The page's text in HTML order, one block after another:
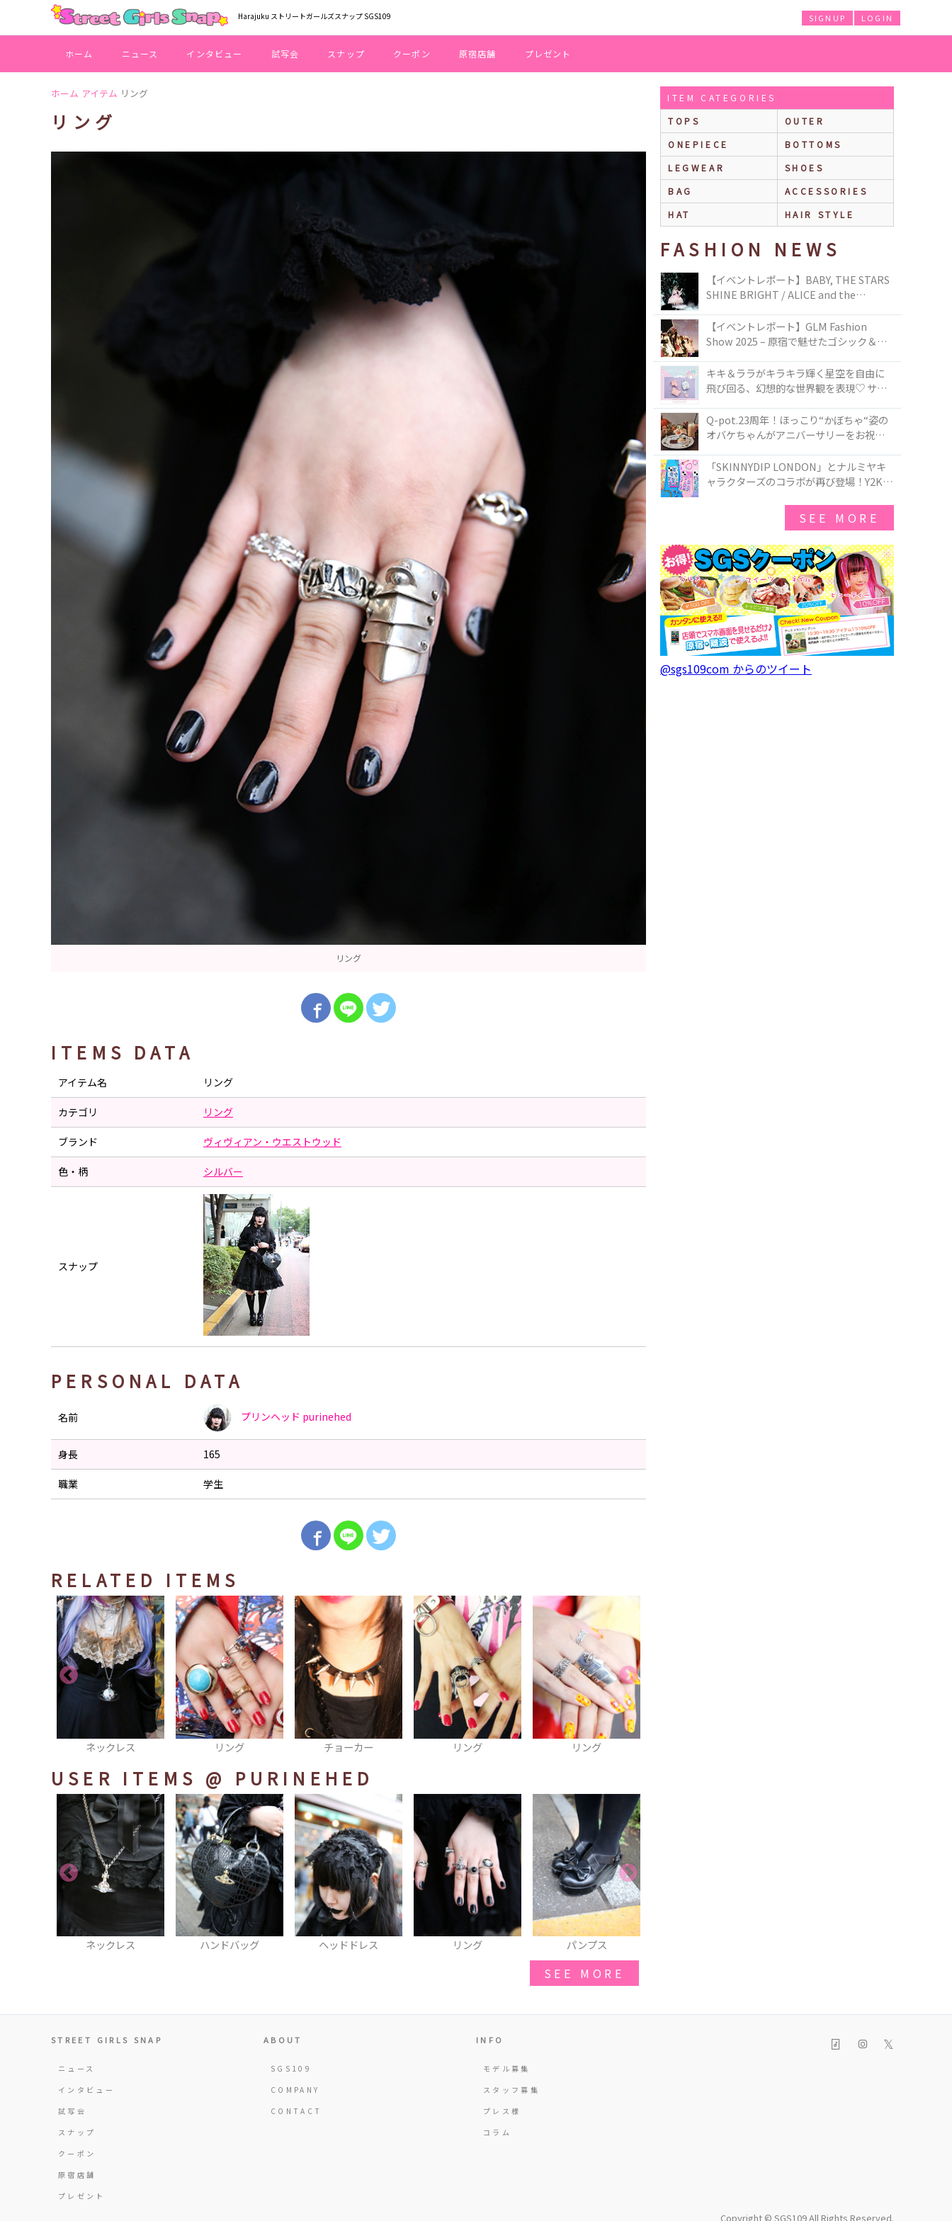
Harajuku ストリートガールズスナップ SGS109 LOGIN
SIGNUP
ホーム ニュース インタビュー 試写会 スナップ クーポン 原宿店舗 プレゼント
ホーム アイテム リング
リング
リング
ITEMS DATA
アイテム名 リング
カテゴリ リング
ブランド ヴィヴィアン・ウエストウッド
色・柄 シルバー
スナップ
PERSONAL DATA
名前 プリンヘッド purinehed
身長 165
職業 学生
RELATED ITEMS
ネックレス リング チョーカー リング リング
USER ITEMS @ PURINEHED
ネックレス ハンドバッグ ヘッドドレス リング パンプス
SEE MORE
ITEM CATEGORIES
TOPS
OUTER
ONEPIECE
BOTTOMS
LEGWEAR
SHOES
BAG
ACCESSORIES
HAT
HAIR STYLE
FASHION NEWS
【イベントレポート】BABY, THE STARS
SHINE BRIGHT / ALICE and the
TOKYO
【イベントレポート】GLM Fashion
Show 2025 – 原宿で魅せたゴシック＆ロ
キキ＆ララがキラキラ輝く星空を自由に
飛び回る、幻想的な世界観を表現♡ サマ
50周年アニバーサリーイヤー』を記念し
たコレクションが登場
Q-pot.23周年！ほっこり“かぼちゃ“姿の
オバケちゃんがアニバーサリーをお祝い
ー」が新発売！Q-pot CAFE.では「かぼち
ゃのオバケーキプレート」も登場
「SKINNYDIP LONDON」とナルミヤキ
ャラクターズのコラボが再び登場！Y2Kム
SEE MORE
@sgs109com からのツイート
STREET GIRLS SNAP
ニュース
インタビュー
試写会
スナップ
クーポン
原宿店舗
プレゼント
ABOUT
SGS109
COMPANY
CONTACT
INFO
モデル募集
スタッフ募集
プレス様
コラム
𝕏
Copyright © SGS109 All Rights Reserved.